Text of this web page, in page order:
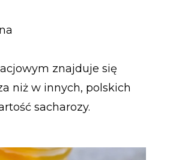
znajduje się
niż w innych, polskich
sacharozy.